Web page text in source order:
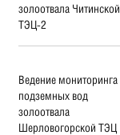
золоотвала Читинской
ТЭЦ-2
Ведение мониторинга
подземных вод
золоотвала
Шерловогорской ТЭЦ